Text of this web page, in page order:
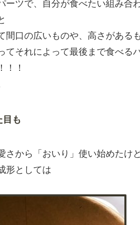
ーツで、自分が食べたい組み合
間口の広いものや、高さがある
てそれによって最後まで食べる
！！
目も
さから「おいり」使い始めたけ
形としては